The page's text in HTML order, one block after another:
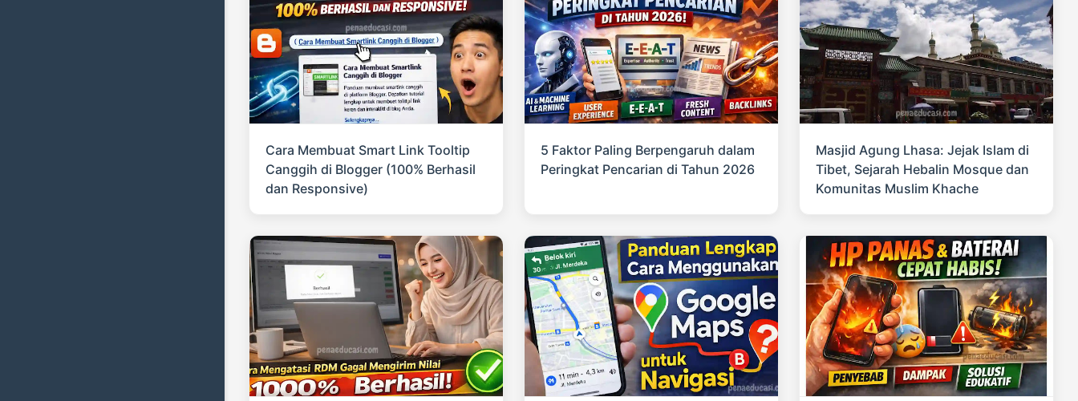
Cara Membuat Smart Link Tooltip
Canggih di Blogger (100% Berhasil
dan Responsive)
5 Faktor Paling Berpengaruh dalam
Peringkat Pencarian di Tahun 2026
Masjid Agung Lhasa: Jejak Islam di
Tibet, Sejarah Hebalin Mosque dan
Komunitas Muslim Khache